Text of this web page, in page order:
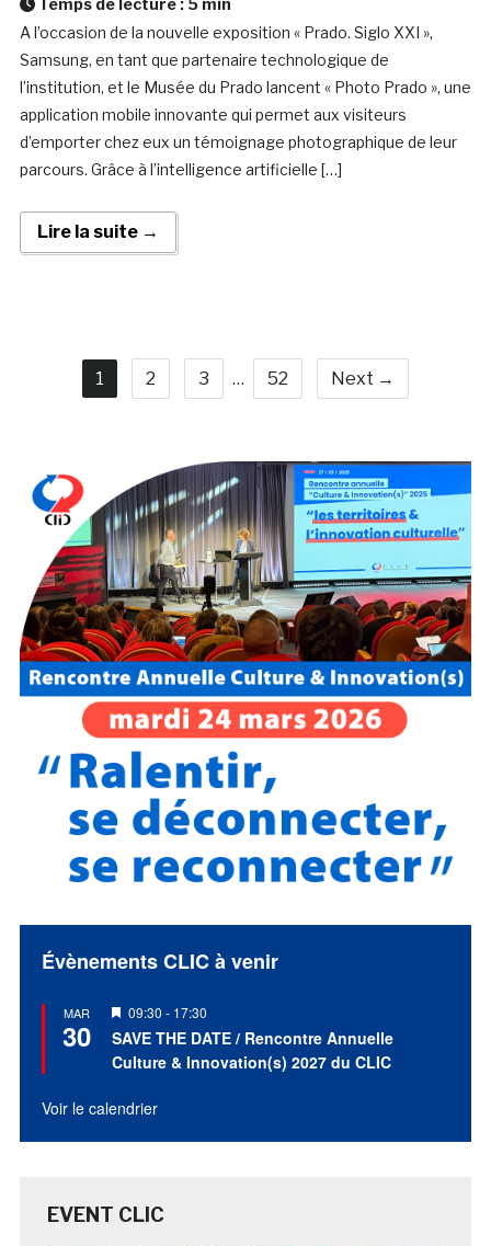
Temps de lecture : 5 min
A l’occasion de la nouvelle exposition « Prado. Siglo XXI »,
Samsung, en tant que partenaire technologique de
l’institution, et le Musée du Prado lancent « Photo Prado », une
application mobile innovante qui permet aux visiteurs
d’emporter chez eux un témoignage photographique de leur
parcours. Grâce à l’intelligence artificielle […]
Lire la suite →
1 2 3 … 52 Next →
Évènements CLIC à venir
MAR
30
Mis
en
avant
09:30 - 17:30
SAVE THE DATE / Rencontre Annuelle
Culture & Innovation(s) 2027 du CLIC
Voir le calendrier
EVENT CLIC